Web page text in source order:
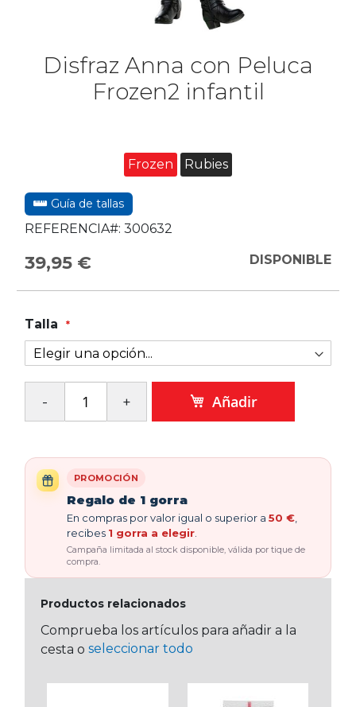
Disfraz Anna con Peluca
Frozen2 infantil
Frozen Rubies
Guía de tallas
REFERENCIA#: 300632
39,95 € DISPONIBLE
Talla
Añadir
PROMOCIÓN
Regalo de 1 gorra
En compras por valor igual o superior a 50 €
recibes 1 gorra a elegir
Campaña limitada al stock disponible, válida por tique de
compra.
Productos relacionados
Comprueba los artículos para añadir a la
cesta o seleccionar todo